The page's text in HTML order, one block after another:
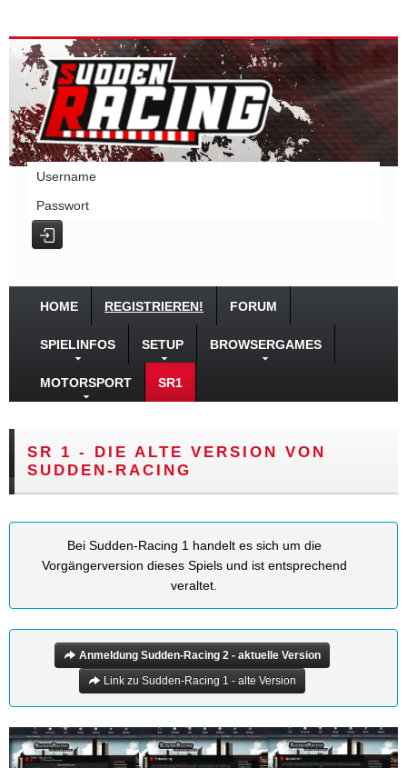
Username
Passwort
HOME REGISTRIEREN! FORUM
SPIELINFOS SETUP BROWSERGAMES
MOTORSPORT SR1
SR 1 - DIE ALTE VERSION VON
SUDDEN-RACING
Bei Sudden-Racing 1 handelt es sich um die
Vorgängerversion dieses Spiels und ist entsprechend
veraltet.
Anmeldung Sudden-Racing 2 - aktuelle Version
Link zu Sudden-Racing 1 - alte Version